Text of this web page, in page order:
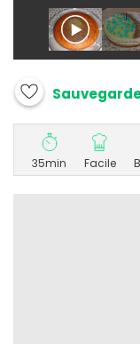
35min Facile